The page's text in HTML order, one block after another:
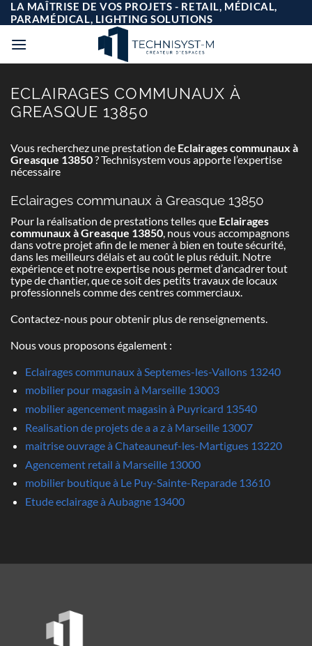
Passer
au
contenu
LA MAÎTRISE DE VOS PROJETS - RETAIL, MÉDICAL,
PARAMÉDICAL, LIGHTING SOLUTIONS
ECLAIRAGES COMMUNAUX À
GREASQUE 13850
Vous recherchez une prestation de Eclairages communaux à
Greasque 13850? Technisystem vous apporte l’expertise
nécessaire
Eclairages communaux à Greasque 13850
Pour la réalisation de prestations telles que Eclairages
communaux à Greasque 13850, nous vous accompagnons
dans votre projet afin de le mener à bien en toute sécurité,
dans les meilleurs délais et au coût le plus réduit. Notre
expérience et notre expertise nous permet d’ancadrer tout
type de chantier, que ce soit des petits travaux de locaux
professionnels comme des centres commerciaux.
Contactez-nous pour obtenir plus de renseignements.
Nous vous proposons également :
Eclairages communaux à Septemes-les-Vallons 13240
mobilier pour magasin à Marseille 13003
mobilier agencement magasin à Puyricard 13540
Realisation de projets de a a z à Marseille 13007
maitrise ouvrage à Chateauneuf-les-Martigues 13220
Agencement retail à Marseille 13000
mobilier boutique à Le Puy-Sainte-Reparade 13610
Etude eclairage à Aubagne 13400